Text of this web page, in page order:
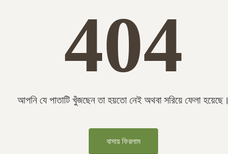
404
আপনি যে পাতাটি খুঁজছেন তা হয়তো নেই অথবা সরিয়ে ফেলা হয়েছে।
বাসায় ফিরলাম